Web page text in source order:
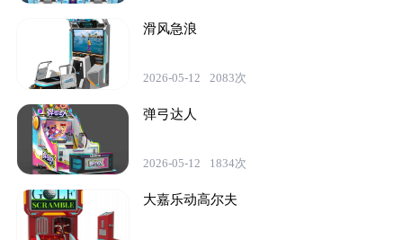
滑风急浪
2026-05-12 2083次
弹弓达人
2026-05-12 1834次
大嘉乐动高尔夫